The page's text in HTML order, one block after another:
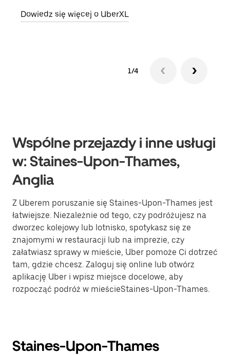
Dowiedz się więcej o UberXL
1/4
Wspólne przejazdy i inne usługi
w: Staines-Upon-Thames,
Anglia
Z Uberem poruszanie się Staines-Upon-Thames jest
łatwiejsze. Niezależnie od tego, czy podróżujesz na
dworzec kolejowy lub lotnisko, spotykasz się ze
znajomymi w restauracji lub na imprezie, czy
załatwiasz sprawy w mieście, Uber pomoże Ci dotrzeć
tam, gdzie chcesz. Zaloguj się online lub otwórz
aplikację Uber i wpisz miejsce docelowe, aby
rozpocząć podróż w mieścieStaines-Upon-Thames.
Staines-Upon-Thames